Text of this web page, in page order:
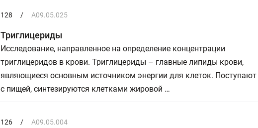
128 / A09.05.025
Триглицериды
Исследование, направленное на определение концентрации
триглицеридов в крови. Триглицериды – главные липиды крови,
являющиеся основным источником энергии для клеток. Поступают
с пищей, синтезируются клетками жировой …
126 / A09.05.004